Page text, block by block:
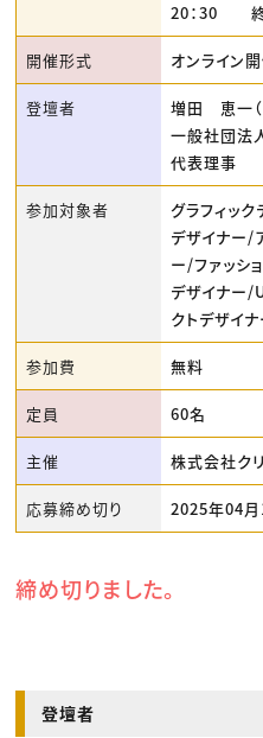
20：30
開催形式 オンライン
登壇者
増田 恵一（
一般社団法
代表理事
参加対象者
グラフィッ
デザイナー/
ー/ファッシ
デザイナー/
クトデザイナ
参加費 無料
定員 60名
主催 株式会社ク
応募締め切り 2025年04
締め切りました。
登壇者